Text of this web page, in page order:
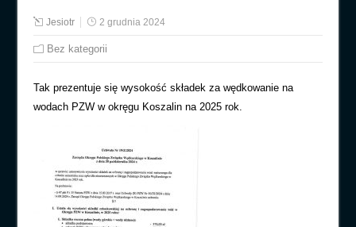
Jesiotr 2 grudnia 2024
Bez kategorii
Tak prezentuje się wysokość składek za wędkowanie na
wodach PZW w okręgu Koszalin na 2025 rok.